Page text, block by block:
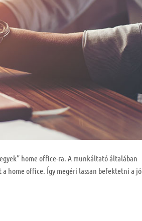
home office-ra. A munkáltató általában
home office. Így megéri lassan befektetni a jó